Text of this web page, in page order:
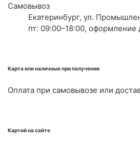
Самовывоз
Екатеринбург, ул.
пт: 09:00–18:00, оформление
Карта или наличные при получении
Оплата при самовывозе или
Картой на сайте